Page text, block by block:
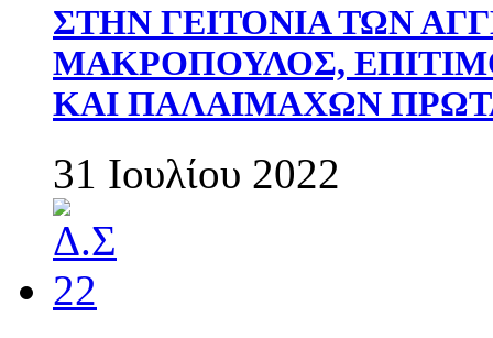
ΣΤΗΝ ΓΕΙΤΟΝΙΑ ΤΩΝ
ΜΑΚΡΟΠΟΥΛΟΣ,
ΚΑΙ ΠΑΛΑΙΜΑΧΩΝ
31 Ιουλίου 2022